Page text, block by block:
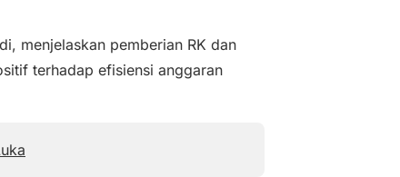
menjelaskan pemberian RK dan
terhadap efisiensi anggaran